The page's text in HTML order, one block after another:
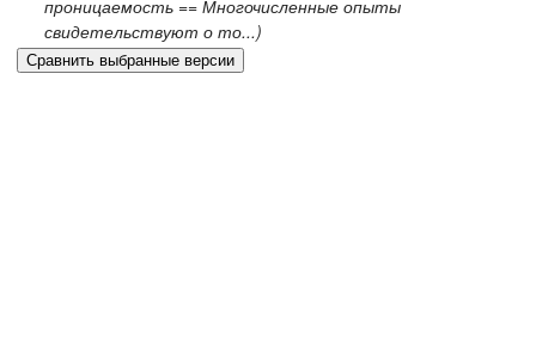
проницаемость == Многочисленные опыты
свидетельствуют о то...)